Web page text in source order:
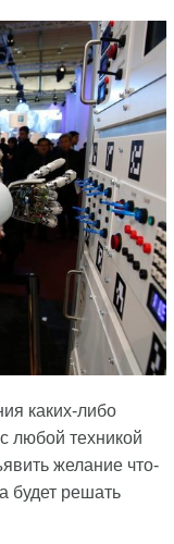
каких-либо
любой техникой
желание что-
будет решать